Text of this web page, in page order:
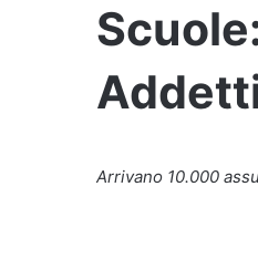
Arrivano 10.000